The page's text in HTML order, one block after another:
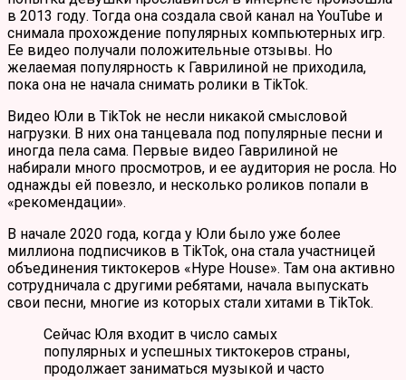
в 2013 году. Тогда она создала свой канал на YouTube и
снимала прохождение популярных компьютерных игр.
Ее видео получали положительные отзывы. Но
желаемая популярность к Гаврилиной не приходила,
пока она не начала снимать ролики в TikTok.
Видео Юли в TikTok не несли никакой смысловой
нагрузки. В них она танцевала под популярные песни и
иногда пела сама. Первые видео Гаврилиной не
набирали много просмотров, и ее аудитория не росла. Но
однажды ей повезло, и несколько роликов попали в
«рекомендации».
В начале 2020 года, когда у Юли было уже более
миллиона подписчиков в TikTok, она стала участницей
объединения тиктокеров «Hype House». Там она активно
сотрудничала с другими ребятами, начала выпускать
свои песни, многие из которых стали хитами в TikTok.
Сейчас Юля входит в число самых
популярных и успешных тиктокеров страны,
продолжает заниматься музыкой и часто